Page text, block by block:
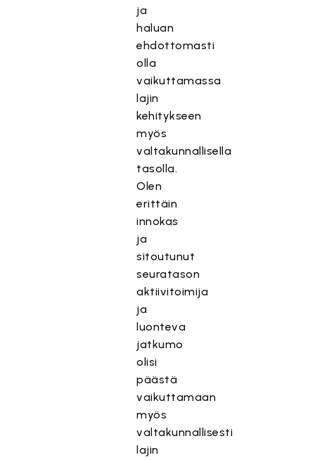
ja
haluan
ehdottomasti
olla
vaikuttamassa
lajin
kehitykseen
myös
valtakunnallisella
tasolla.
Olen
erittäin
innokas
ja
sitoutunut
seuratason
aktiivitoimija
ja
luonteva
jatkumo
olisi
päästä
vaikuttamaan
myös
valtakunnallisesti
lajin